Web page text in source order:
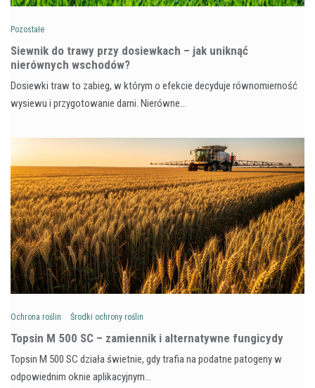
Pozostałe
Siewnik do trawy przy dosiewkach – jak uniknąć
nierównych wschodów?
Dosiewki traw to zabieg, w którym o efekcie decyduje równomierność
wysiewu i przygotowanie darni. Nierówne…
Ochrona roślin Środki ochrony roślin
Topsin M 500 SC – zamiennik i alternatywne fungicydy
Topsin M 500 SC działa świetnie, gdy trafia na podatne patogeny w
odpowiednim oknie aplikacyjnym…